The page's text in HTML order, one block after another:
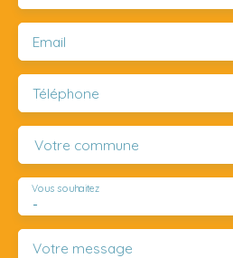
Email
Téléphone
Votre commune
-
Vous souhaitez
Votre message